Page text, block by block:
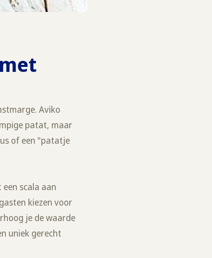
Aviko
patat, maar
of een "patatje
scala aan
kiezen voor
je de waarde
uniek gerecht